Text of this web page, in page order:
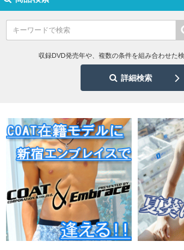
収録DVD発売年や、複数の条件を組み合わせた
詳細検索